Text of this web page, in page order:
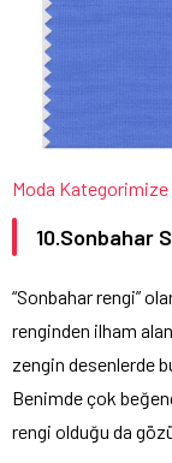
Moda Kategorimize
10.Sonbahar
“Sonbahar rengi”
renginden ilham
zengin desenlerde
Benimde çok
rengi olduğu da